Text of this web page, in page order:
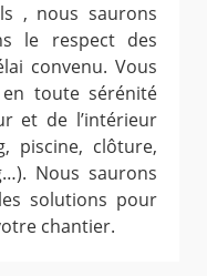
, nous saurons
le respect des
convenu. Vous
toute sérénité
et de l’intérieur
piscine, clôture,
Nous saurons
solutions pour
chantier.